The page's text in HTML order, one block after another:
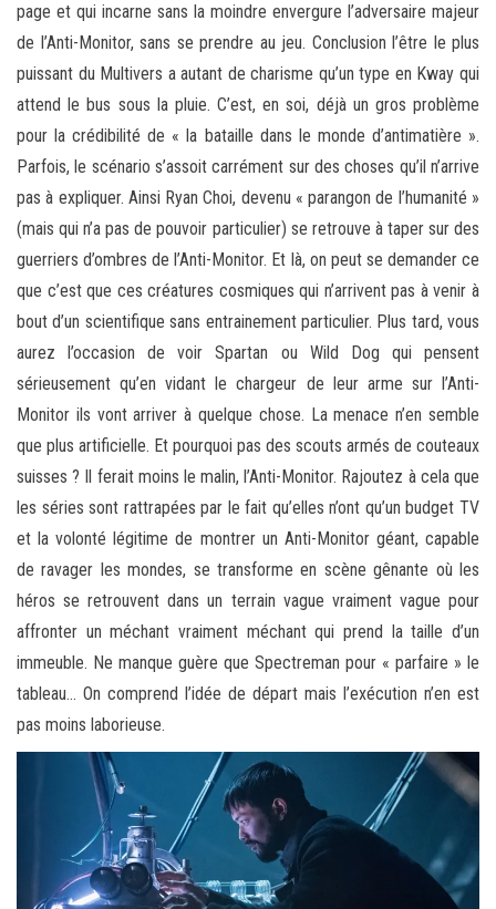
page et qui incarne sans la moindre envergure l’adversaire majeur
de l’Anti-Monitor, sans se prendre au jeu. Conclusion l’être le plus
puissant du Multivers a autant de charisme qu’un type en Kway qui
attend le bus sous la pluie. C’est, en soi, déjà un gros problème
pour la crédibilité de « la bataille dans le monde d’antimatière ».
Parfois, le scénario s’assoit carrément sur des choses qu’il n’arrive
pas à expliquer. Ainsi Ryan Choi, devenu « parangon de l’humanité »
(mais qui n’a pas de pouvoir particulier) se retrouve à taper sur des
guerriers d’ombres de l’Anti-Monitor. Et là, on peut se demander ce
que c’est que ces créatures cosmiques qui n’arrivent pas à venir à
bout d’un scientifique sans entrainement particulier. Plus tard, vous
aurez l’occasion de voir Spartan ou Wild Dog qui pensent
sérieusement qu’en vidant le chargeur de leur arme sur l’Anti-
Monitor ils vont arriver à quelque chose. La menace n’en semble
que plus artificielle. Et pourquoi pas des scouts armés de couteaux
suisses ? Il ferait moins le malin, l’Anti-Monitor. Rajoutez à cela que
les séries sont rattrapées par le fait qu’elles n’ont qu’un budget TV
et la volonté légitime de montrer un Anti-Monitor géant, capable
de ravager les mondes, se transforme en scène gênante où les
héros se retrouvent dans un terrain vague vraiment vague pour
affronter un méchant vraiment méchant qui prend la taille d’un
immeuble. Ne manque guère que Spectreman pour « parfaire » le
tableau… On comprend l’idée de départ mais l’exécution n’en est
pas moins laborieuse.